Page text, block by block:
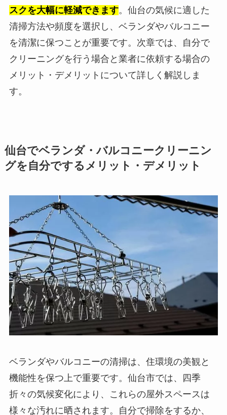
スクを大幅に軽減できます。仙台の気候に適した
清掃方法や頻度を選択し、ベランダやバルコニー
を清潔に保つことが重要です。次章では、自分で
クリーニングを行う場合と業者に依頼する場合の
メリット・デメリットについて詳しく解説しま
す。
仙台でベランダ・バルコニークリーニン
グを自分でするメリット・デメリット
ベランダやバルコニーの清掃は、住環境の美観と
機能性を保つ上で重要です。仙台市では、四季
折々の気候変化により、これらの屋外スペースは
様々な汚れに晒されます。自分で掃除をするか、